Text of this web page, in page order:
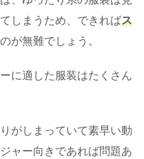
しまうため、できればス
のが無難でしょう。
に適した服装はたくさん
がしまっていて素早い動
ャー向きであれば問題あ